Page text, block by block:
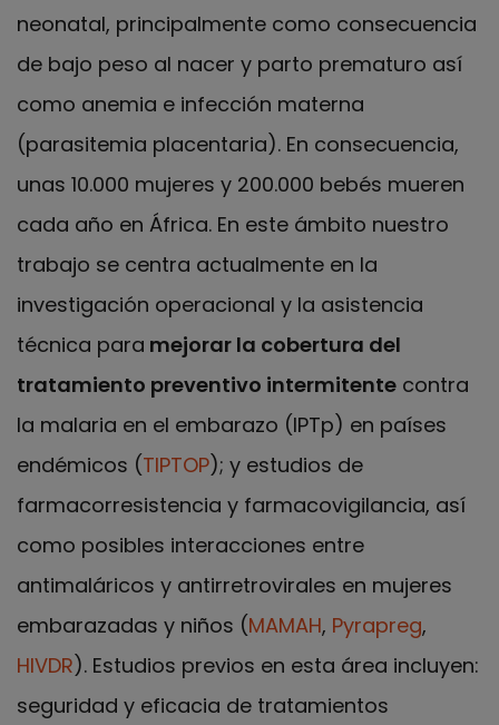
neonatal, principalmente como consecuencia
de bajo peso al nacer y parto prematuro así
como anemia e infección materna
(parasitemia placentaria). En consecuencia,
unas 10.000 mujeres y 200.000 bebés mueren
cada año en África. En este ámbito nuestro
trabajo se centra actualmente en la
investigación operacional y la asistencia
técnica para mejorar la cobertura del
tratamiento preventivo intermitente contra
la malaria en el embarazo (IPTp) en países
endémicos (TIPTOP); y estudios de
farmacorresistencia y farmacovigilancia, así
como posibles interacciones entre
antimaláricos y antirretrovirales en mujeres
embarazadas y niños (MAMAH, Pyrapreg,
HIVDR). Estudios previos en esta área incluyen:
seguridad y eficacia de tratamientos